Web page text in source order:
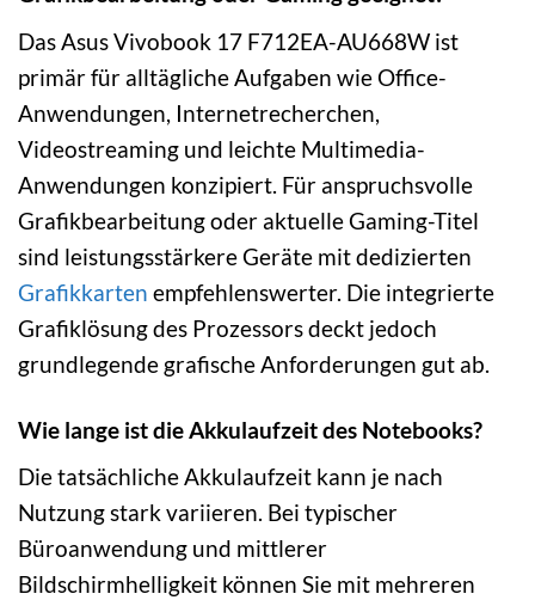
Das Asus Vivobook 17 F712EA-AU668W ist
primär für alltägliche Aufgaben wie Office-
Anwendungen, Internetrecherchen,
Videostreaming und leichte Multimedia-
Anwendungen konzipiert. Für anspruchsvolle
Grafikbearbeitung oder aktuelle Gaming-Titel
sind leistungsstärkere Geräte mit dedizierten
Grafikkarten empfehlenswerter. Die integrierte
Grafiklösung des Prozessors deckt jedoch
grundlegende grafische Anforderungen gut ab.
Wie lange ist die Akkulaufzeit des Notebooks?
Die tatsächliche Akkulaufzeit kann je nach
Nutzung stark variieren. Bei typischer
Büroanwendung und mittlerer
Bildschirmhelligkeit können Sie mit mehreren